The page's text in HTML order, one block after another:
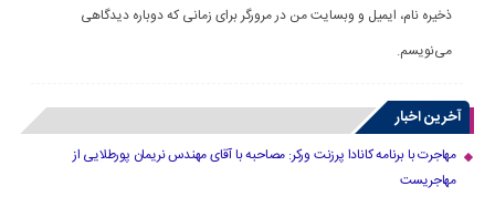
ذخیره نام، ایمیل و وبسایت من در مرورگر برای زمانی که دوباره دیدگاهی
می‌نویسم.
آخرین اخبار
مهاجرت با برنامه کانادا پرزنت ورکر: مصاحبه با آقای مهندس نریمان پورطلایی از
مهاجریست